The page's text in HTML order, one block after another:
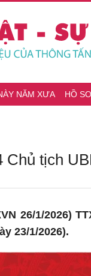
NĂM XƯA HỒ
Chủ tịch
26/1/2026)
23/1/2026).